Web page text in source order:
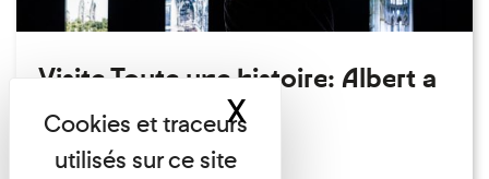
Visite Toute une histoire: Albert a
perdu son chapeau!
Exposition permanente
XMasquer le